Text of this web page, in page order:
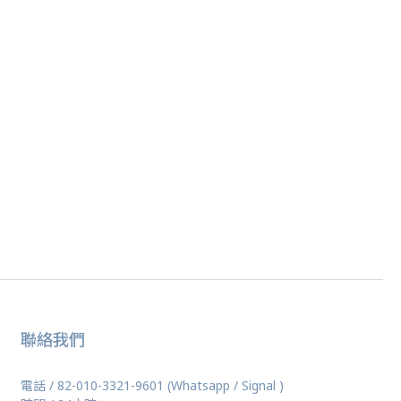
聯絡我們
電話 / 82-010-3321-9601 (Whatsapp / Signal )